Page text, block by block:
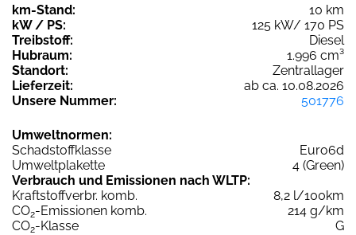
km-Stand:
10 km
kW / PS:
125 kW/ 170 PS
Treibstoff:
Diesel
Hubraum:
1.996 cm³
Standort:
Zentrallager
Lieferzeit:
ab ca. 10.08.2026
Unsere Nummer:
501776
Umweltnormen:
Schadstoffklasse
Euro6d
Umweltplakette
4 (Green)
Verbrauch und Emissionen nach WLTP:
Kraftstoffverbr. komb.
8,2 l/100km
CO2-Emissionen komb.
214 g/km
CO2-Klasse G